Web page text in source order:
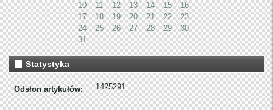
10
11 12 13 14 15
16
17
18 19 20 21 22
23
24
25 26 27 28 29
30
31
Statystyka
Odsłon artykułów: 1425291